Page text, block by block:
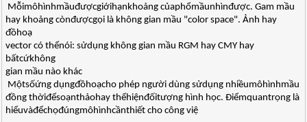
 Mỗimôhìnhmầuđượcgiớihạnkhoảng củaphổmầunhìnđược. Gam mầu
hay khoảng cònđượcgọi là không gian mầu "color space". Ảnh hay
đồhoạ
vector có thểnói: sửdụng không gian mầu RGM hay CMY hay
bấtcứkhông
gian mầu nào khác
 Mộtsốứng dụngđồhoạcho phép người dùng sửdụng nhiềumôhìnhmầu
đồng thờiđểsoạnthảohay thểhiệnđốitượng hình học. Ðiểmquantrọng là
hiểuvàđểchọđúngmôhìnhcầnthiết cho công việ